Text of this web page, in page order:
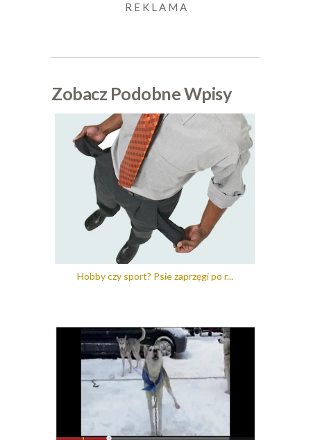
R E K L A M A
Zobacz Podobne Wpisy
Hobby czy sport? Psie zaprzęgi po r...